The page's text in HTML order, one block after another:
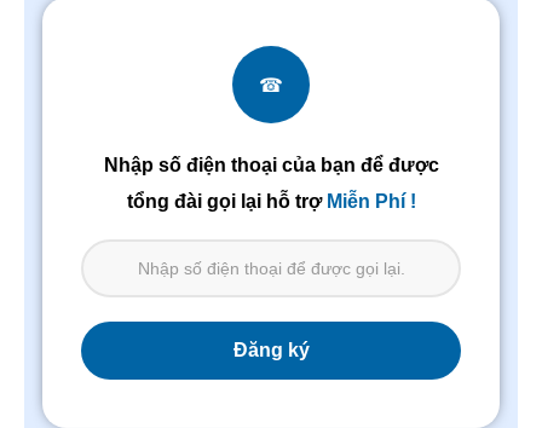
☎
Nhập số điện thoại của bạn để được
tổng đài gọi lại hỗ trợ Miễn Phí !